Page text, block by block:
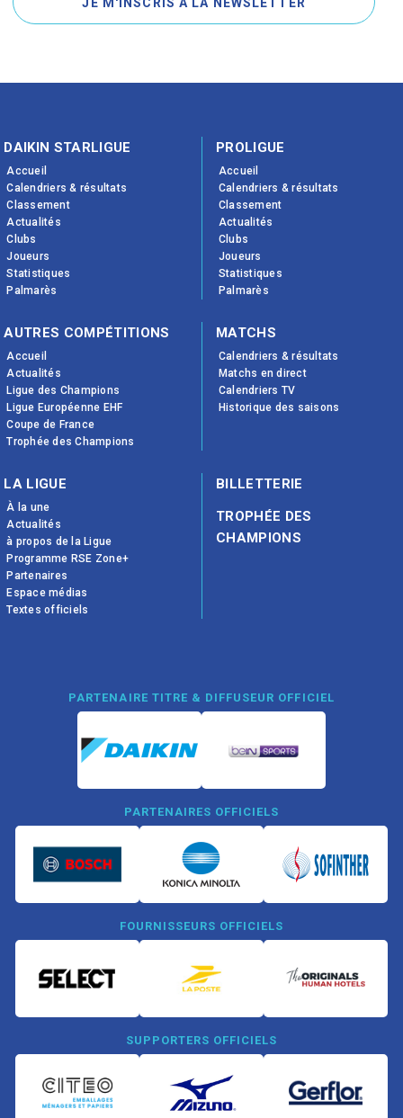
JE M'INSCRIS À LA NEWSLETTER
DAIKIN STARLIGUE
Accueil
Calendriers & résultats
Classement
Actualités
Clubs
Joueurs
Statistiques
Palmarès
PROLIGUE
Accueil
Calendriers & résultats
Classement
Actualités
Clubs
Joueurs
Statistiques
Palmarès
AUTRES COMPÉTITIONS
Accueil
Actualités
Ligue des Champions
Ligue Européenne EHF
Coupe de France
Trophée des Champions
MATCHS
Calendriers & résultats
Matchs en direct
Calendriers TV
Historique des saisons
LA LIGUE
À la une
Actualités
à propos de la Ligue
Programme RSE Zone+
Partenaires
Espace médias
Textes officiels
BILLETTERIE
TROPHÉE DES
CHAMPIONS
PARTENAIRE TITRE & DIFFUSEUR OFFICIEL
PARTENAIRES OFFICIELS
FOURNISSEURS OFFICIELS
SUPPORTERS OFFICIELS